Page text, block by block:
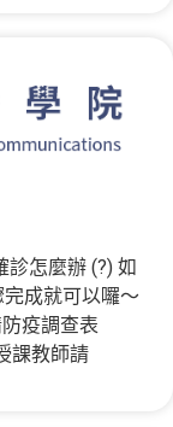
怎麼辦 (?) 如
成就可以囉～
防疫調查表
課教師請